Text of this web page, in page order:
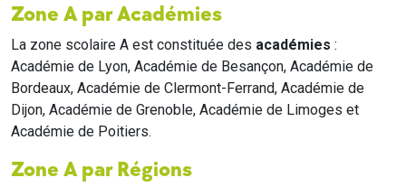
Zone A par Académies
La zone scolaire A est constituée des académies :
Académie de Lyon, Académie de Besançon, Académie de
Bordeaux, Académie de Clermont-Ferrand, Académie de
Dijon, Académie de Grenoble, Académie de Limoges et
Académie de Poitiers.
Zone A par Régions